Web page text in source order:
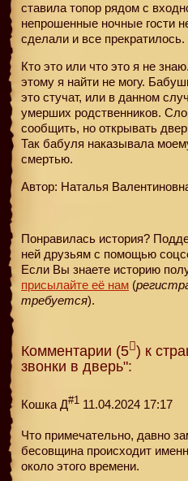
ставила топор рядом с
непрошенные ночные гости
сделали и все прекратилось.
Кто это или что это я не
этому я найти не могу.
это стучат, или в данном
умерших родственников.
сообщить, но открывать
Так бабуля наказывала
смертью.
Автор: Наталья
Понравилась история?
ней друзьям с помощью
Если Вы знаете историю
присылайте её нам (
требуется).
Комментарии (5 ) к
звонки в дверь":
Кошка Д#1 11.04.2024 17:17
Что примечательно, давно
бесовщина происходит
около этого времени.